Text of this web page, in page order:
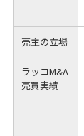
売主の立場
ラッコM&A
売買実績